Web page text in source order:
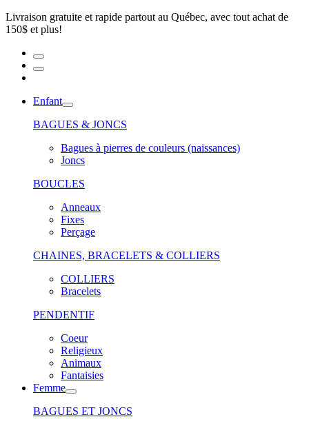
Livraison gratuite et rapide partout au Québec, avec tout achat de
150$ et plus!
Enfant
BAGUES & JONCS
Bagues à pierres de couleurs (naissances)
Joncs
BOUCLES
Anneaux
Fixes
Perçage
CHAINES, BRACELETS & COLLIERS
COLLIERS
Bracelets
PENDENTIF
Coeur
Religieux
Animaux
Fantaisies
Femme
BAGUES ET JONCS